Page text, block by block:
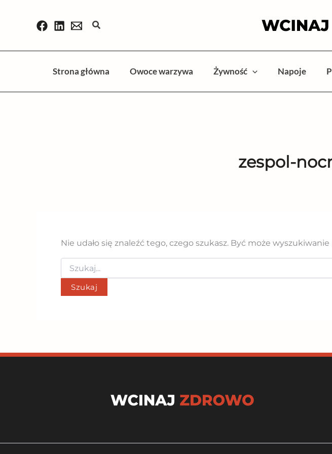
Szukaj
Strona główna Owoce warzywa Żywność Napoje
zespol-
Nie udało się znaleźć tego, czego szukasz. Być może
dla: